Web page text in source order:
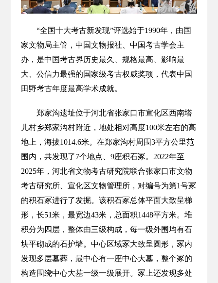
“全国十大考古新发现”评选始于1990年，由国
家文物局主管，中国文物报社、中国考古学会主
办，是中国考古界历史最久、规格最高、影响最
大、公信力最强的国家级考古权威奖项，代表中国
田野考古年度最高学术成就。
郑家沟遗址位于河北省张家口市宣化区西南塔
儿村乡郑家沟村附近，地处相对高度100米左右的高
地上，海拔1014.6米。在郑家沟村周围3平方公里范
围内，共发现了7个地点、9座积石冢。2022年至
2025年，河北省文物考古研究院联合张家口市文物
考古研究所、宣化区文物管理所，对编号为第1号冢
的积石冢进行了发掘。该积石冢总体平面大致呈梯
形，长51米，最宽边43米，总面积1448平方米。堆
积分为四层，整体由三级构成，每一级外围均有石
块平砌成的石护墙。中心区域冢大致呈圆形，冢内
发现多层墓葬，最中心有一座中心大墓，整个冢的
构造围绕中心大墓一级一级展开。冢上还发现多处